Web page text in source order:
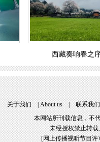
西藏奏响春之
关于我们 | About u | 联系我们
本网站所刊载信息，不
未经授权禁止转
[网上传播视听节目许